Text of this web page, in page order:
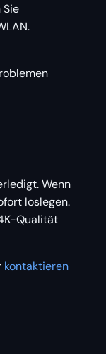
Wenn
loslegen.
Qualität
kontaktieren